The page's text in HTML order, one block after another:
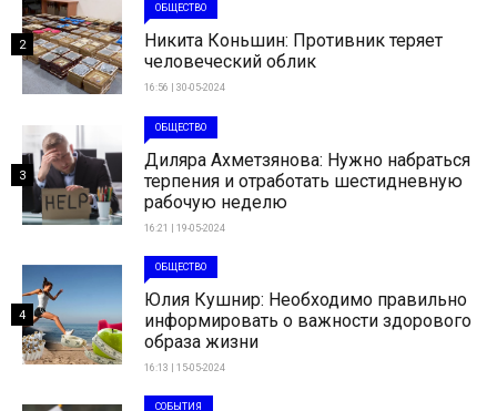
ОБЩЕСТВО
Никита Коньшин: Противник теряет
человеческий облик
16:56 | 30-05-2024
2
ОБЩЕСТВО
Диляра Ахметзянова: Нужно набраться
терпения и отработать шестидневную
рабочую неделю
16:21 | 19-05-2024
3
ОБЩЕСТВО
Юлия Кушнир: Необходимо правильно
информировать о важности здорового
образа жизни
16:13 | 15-05-2024
4
СОБЫТИЯ